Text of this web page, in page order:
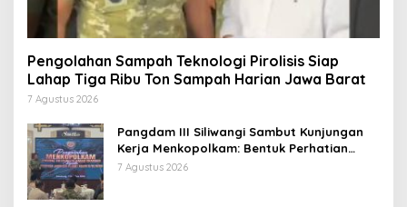
Pengolahan Sampah Teknologi Pirolisis Siap
Lahap Tiga Ribu Ton Sampah Harian Jawa Barat
7 Agustus 2026
Pangdam III Siliwangi Sambut Kunjungan
Kerja Menkopolkam: Bentuk Perhatian
Pemerintah
7 Agustus 2026